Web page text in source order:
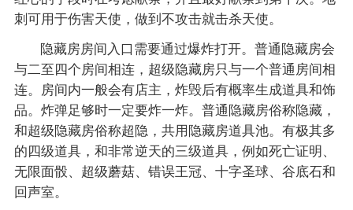
刺可用于伤害天使，做到不攻击就击杀天使。
隐藏房房间入口需要通过爆炸打开。普通隐藏房会
与二至四个房间相连，超级隐藏房只与一个普通房间相
连。房间内一般会有店主，炸毁后有概率生成道具和饰
品。炸弹足够时一定要炸一炸。普通隐藏房俗称隐藏，
和超级隐藏房俗称超隐，共用隐藏房道具池。有极其多
的四级道具，和非常逆天的三级道具，例如死亡证明、
无限面骰、超级蘑菇、错误王冠、十字圣球、谷底石和
回声室。